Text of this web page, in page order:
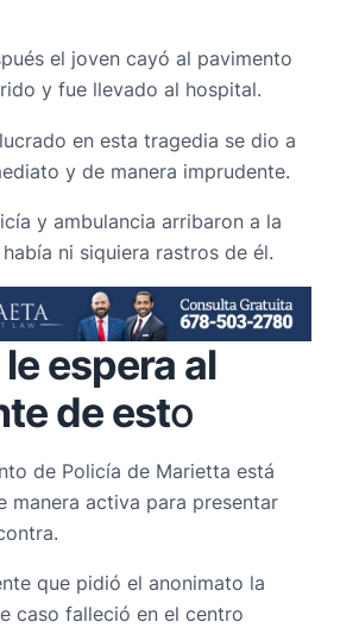
el joven cayó al pavimento
y fue llevado al hospital.
en esta tragedia se dio a
y de manera imprudente.
y ambulancia arribaron a la
ni siquiera rastros de él.
espera al
de esto
de Policía de Marietta está
manera activa para presentar
que pidió el anonimato la
caso falleció en el centro